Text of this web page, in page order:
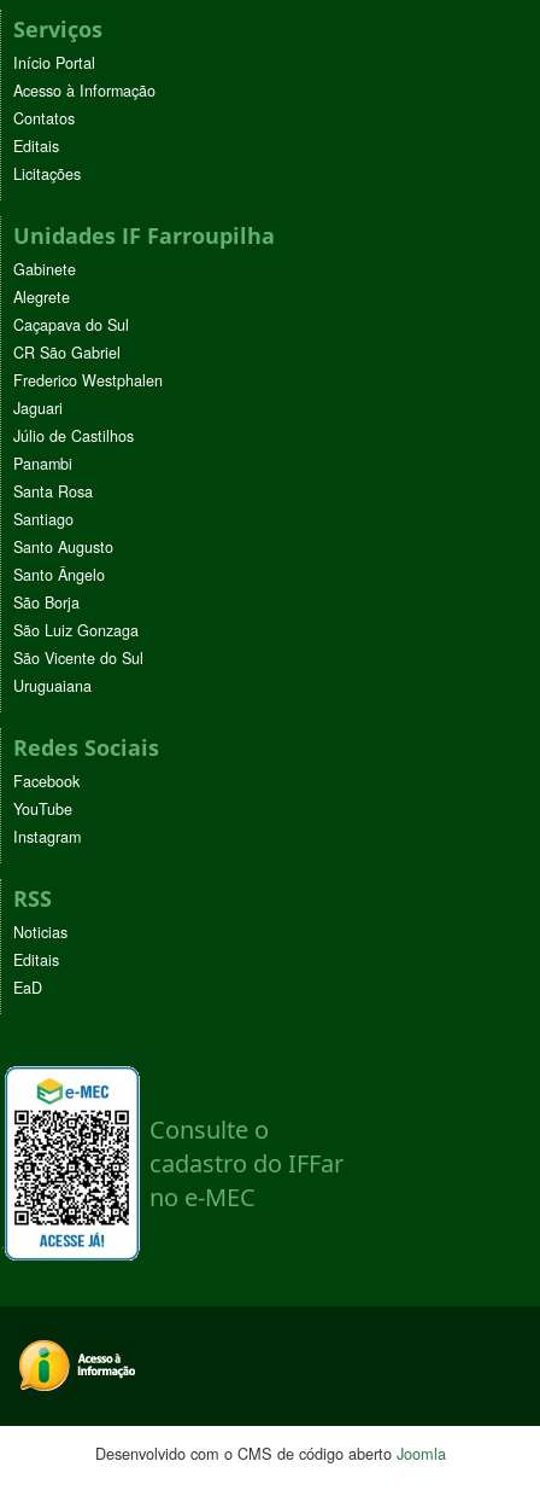
Serviços
Início Portal
Acesso à Informação
Contatos
Editais
Licitações
Unidades IF Farroupilha
Gabinete
Alegrete
Caçapava do Sul
CR São Gabriel
Frederico Westphalen
Jaguari
Júlio de Castilhos
Panambi
Santa Rosa
Santiago
Santo Augusto
Santo Ângelo
São Borja
São Luiz Gonzaga
São Vicente do Sul
Uruguaiana
Redes Sociais
Facebook
YouTube
Instagram
RSS
Noticias
Editais
EaD
Desenvolvido com o CMS de código aberto Joomla